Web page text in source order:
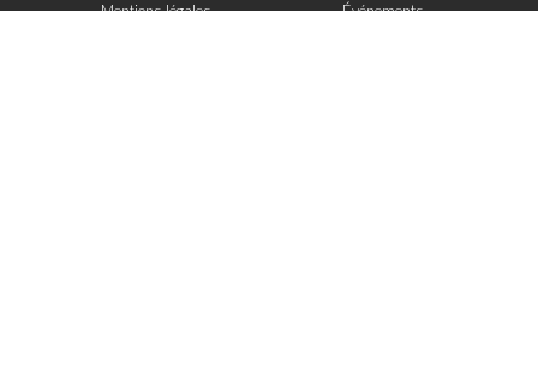
Mentions légales
Événements